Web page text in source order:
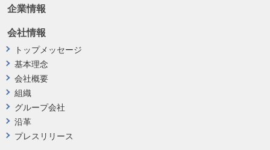
企業情報
会社情報
トップメッセージ
基本理念
会社概要
組織
グループ会社
沿革
プレスリリース